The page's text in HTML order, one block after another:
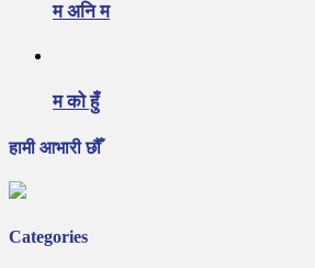
म अनि म
म को हुँ
हामी आभारी छौँ
Categories